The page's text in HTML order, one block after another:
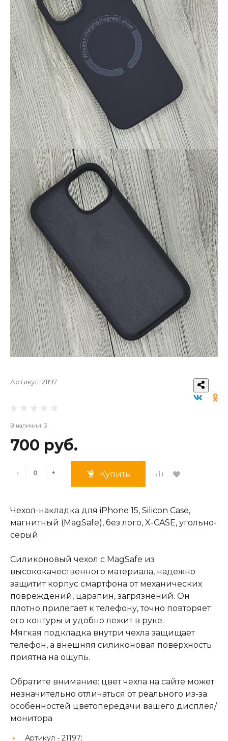
Артикул: 21197
В наличии: 3
700 руб.
- + Купить
Чехол-накладка для iPhone 15, Silicon Case,
магнитный (MagSafe), без лого, X-CASE, угольно-
серый
Силиконовый чехол c MagSafe из
высококачественного материала, надежно
защитит корпус смартфона от механических
повреждений, царапин, загрязнений. Он
плотно прилегает к телефону, точно повторяет
его контуры и удобно лежит в руке.
Мягкая подкладка внутри чехла защищает
телефон, а внешняя силиконовая поверхность
приятна на ощупь.
Обратите внимание: цвет чехла на сайте может
незначительно отличаться от реального из-за
особенностей цветопередачи вашего дисплея/
монитора
Артикул - 21197;